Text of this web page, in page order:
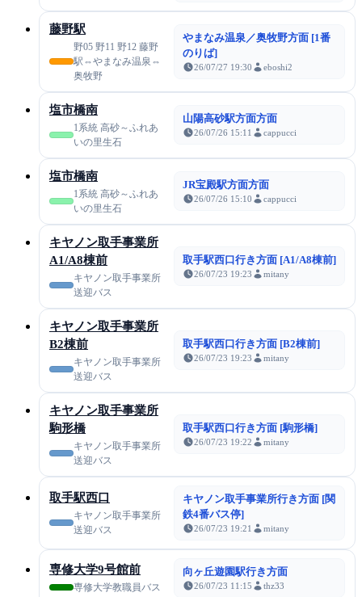
藤野駅
野05 野11 野12 藤野
駅⇔やまなみ温泉⇔
奥牧野
やまなみ温泉／奥牧野方面 [1番
のりば]
26/07/27 19:30 eboshi2
塩市橋南
1系統 高砂～ふれあ
いの里生石
山陽高砂駅方面方面
26/07/26 15:11 cappucci
塩市橋南
1系統 高砂～ふれあ
いの里生石
JR宝殿駅方面方面
26/07/26 15:10 cappucci
キヤノン取手事業所
A1/A8棟前
キヤノン取手事業所
送迎バス
取手駅西口行き方面 [A1/A8棟前]
26/07/23 19:23 mitany
キヤノン取手事業所
B2棟前
キヤノン取手事業所
送迎バス
取手駅西口行き方面 [B2棟前]
26/07/23 19:23 mitany
キヤノン取手事業所
駒形橋
キヤノン取手事業所
送迎バス
取手駅西口行き方面 [駒形橋]
26/07/23 19:22 mitany
取手駅西口
キヤノン取手事業所
送迎バス
キヤノン取手事業所行き方面 [関
鉄4番バス停]
26/07/23 19:21 mitany
専修大学9号館前
専修大学教職員バス
向ヶ丘遊園駅行き方面
26/07/23 11:15 thz33